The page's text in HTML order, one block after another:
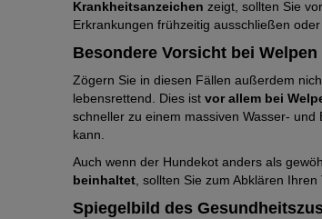
Krankheitsanzeichen zeigt, sollten Sie
Erkrankungen frühzeitig ausschließen
Besondere Vorsicht bei Welpen
Zögern Sie in diesen Fällen außerdem
lebensrettend. Dies ist vor allem bei
schneller zu einem massiven Wasser-
kann.
Auch wenn der Hundekot anders als
beinhaltet , sollten Sie zum Abklären
Spiegelbild des